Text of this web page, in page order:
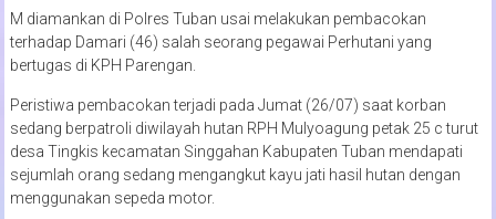
M diamankan di Polres Tuban usai melakukan pembacokan
terhadap Damari (46) salah seorang pegawai Perhutani yang
bertugas di KPH Parengan.
Peristiwa pembacokan terjadi pada Jumat (26/07) saat korban
sedang berpatroli diwilayah hutan RPH Mulyoagung petak 25 c turut
desa Tingkis kecamatan Singgahan Kabupaten Tuban mendapati
sejumlah orang sedang mengangkut kayu jati hasil hutan dengan
menggunakan sepeda motor.